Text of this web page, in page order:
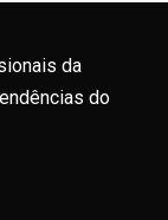
da
do